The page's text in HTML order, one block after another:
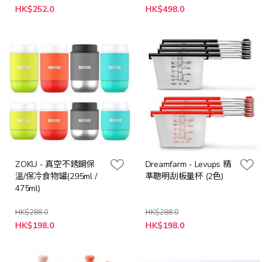
特
殊
HK$252.0 HK$498.0
ZOKU - 真空不銹鋼保
溫/保冷食物罐(295ml /
475ml)
HK$288.0
HK$198.0
Dreamfarm - Levups 精
準聰明刮板量杯 (2色)
HK$288.0
HK$198.0